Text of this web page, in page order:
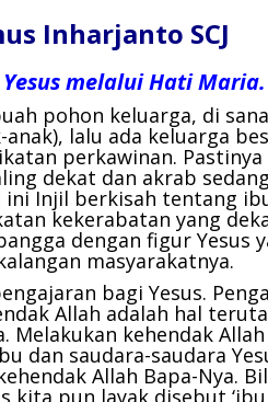
Inharjanto SCJ
melalui Hati Maria.
pohon keluarga, di sana
lalu ada keluarga
perkawinan.
dekat dan akrab
Injil berkisah tentang
kekerabatan yang
dengan figur Yesus
masyarakatnya.
bagi Yesus.
Allah adalah hal
kehendak Allah
dan saudara-saudara
Allah Bapa-Nya.
kita pun layak disebut